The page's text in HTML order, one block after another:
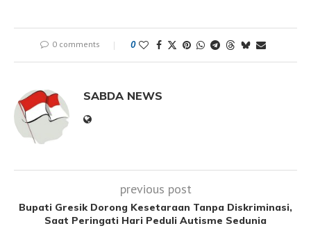
0 comments 0
SABDA NEWS
previous post
Bupati Gresik Dorong Kesetaraan Tanpa Diskriminasi,
Saat Peringati Hari Peduli Autisme Sedunia